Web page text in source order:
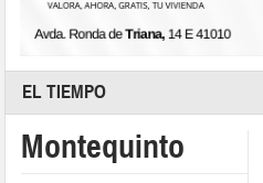
EL TIEMPO
Montequinto